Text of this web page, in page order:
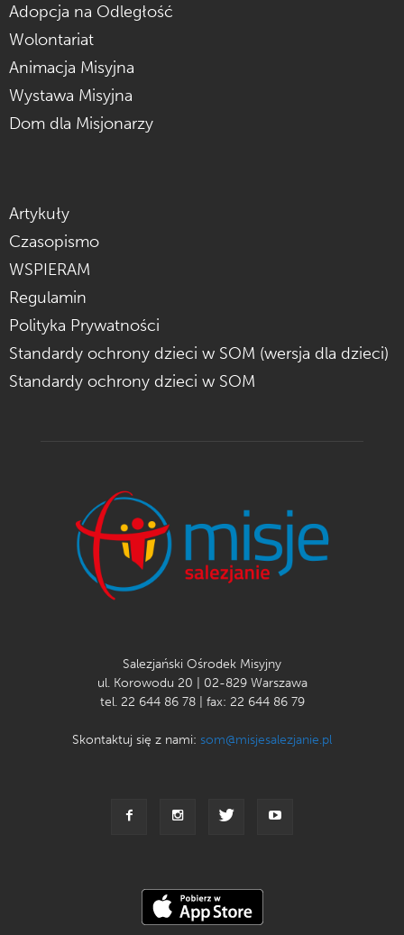
Adopcja na Odległość
Wolontariat
Animacja Misyjna
Wystawa Misyjna
Dom dla Misjonarzy
Artykuły
Czasopismo
WSPIERAM
Regulamin
Polityka Prywatności
Standardy ochrony dzieci w SOM (wersja dla dzieci)
Standardy ochrony dzieci w SOM
Salezjański Ośrodek Misyjny
ul. Korowodu 20 | 02-829 Warszawa
tel. 22 644 86 78 | fax: 22 644 86 79
Skontaktuj się z nami: som@misjesalezjanie.pl